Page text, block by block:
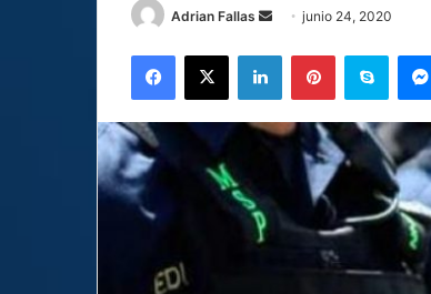
Adrian Fallas
Sendjunio 24, 2020
Facebook
X LinkedInPinterestSkype